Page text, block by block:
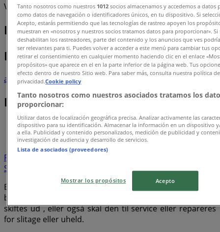
Vi offentliggør snart tilbud fra Biler og motor
Biler og motor kataloger i Næstved
Flyers og de bedste tilbud i Næstved
asierkaffetapaskikkertsodavandparasol smykkeskrin
Biler og motor i andre byer
København Aalborg Århus Viborg Vejle
Odense
Esbjerg
Hillerød Roskilde Frederiksberg
Kolding
Randers
Herning Næstved
Frederikshavn
Se flere byer
Bilforhandlere og værksteder er et sted hvor de fleste
bilejere med jævne mellemrum kommer, enten skal bilen
skiftes ud , eller også skal den til service eller repareres
for slitage eller uheld.
Tanto nosotros como nuestros 1012 socios almacenamos y accedemos a datos
como datos de navegación o identificadores únicos, en tu dispositivo. Si
Acepto, estarás permitiendo que las tecnologías de rastreo apoyen los
muestran en «nosotros y nuestros socios tratamos datos para proporcionar». Si
deshabilitan los rastreadores, parte del contenido y los anuncios que ves
ser relevantes para ti. Puedes volver a acceder a este menú para cambiar tus
retirar el consentimiento en cualquier momento haciendo clic en el enlace
propósitos» que aparece en el en la parte inferior de la página web. Tus
efecto dentro de nuestro Sitio web. Para saber más, consulta nuestra política de
privacidad.Cookie policy
Tanto nosotros como nuestros asociados tratamos los
proporcionar:
Utilizar datos de localización geográfica precisa. Analizar activamente las
dispositivo para su identificación. Almacenar la información en un dispositivo
a ella. Publicidad y contenido personalizados, medición de publicidad y
investigación de audiencia y desarrollo de servicios.
Lista de asociados (proveedores)
Mostrar los propósitos Acepto